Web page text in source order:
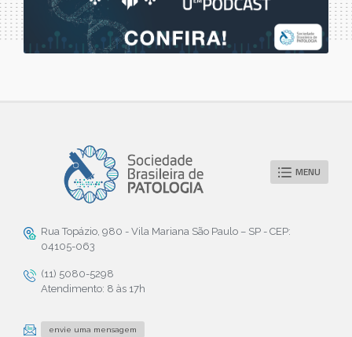
MENU
Rua Topázio, 980 - Vila Mariana São Paulo – SP - CEP:
04105-063
(11) 5080-5298
Atendimento: 8 às 17h
envie uma mensagem